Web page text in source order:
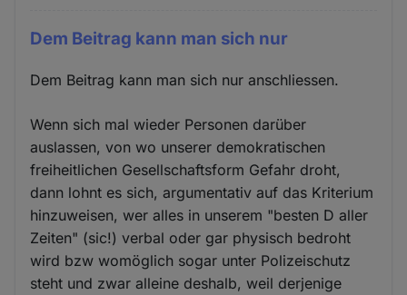
Dem Beitrag kann man sich nur
Dem Beitrag kann man sich nur anschliessen.
Wenn sich mal wieder Personen darüber
auslassen, von wo unserer demokratischen
freiheitlichen Gesellschaftsform Gefahr droht,
dann lohnt es sich, argumentativ auf das Kriterium
hinzuweisen, wer alles in unserem "besten D aller
Zeiten" (sic!) verbal oder gar physisch bedroht
wird bzw womöglich sogar unter Polizeischutz
steht und zwar alleine deshalb, weil derjenige